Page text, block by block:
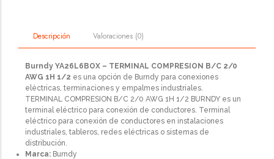
Descripción Valoraciones (0)
Burndy YA26L6BOX – TERMINAL COMPRESION B/C 2/0
AWG 1H 1/2 es una opción de Burndy para conexiones
eléctricas, terminaciones y empalmes industriales.
TERMINAL COMPRESION B/C 2/0 AWG 1H 1/2 BURNDY es un
terminal eléctrico para conexión de conductores. Terminal
eléctrico para conexión de conductores en instalaciones
industriales, tableros, redes eléctricas o sistemas de
distribución.
Marca: Burndy